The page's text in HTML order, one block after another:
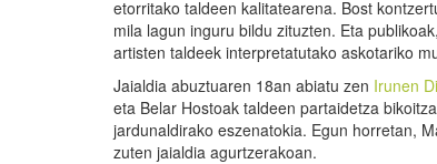
etorritako taldeen kalitatearena. Bost
mila lagun inguru bildu zituzten. Eta
artisten taldeek interpretatutako askotariko
Jaialdia abuztuaren 18an abiatu zen Irunen
eta Belar Hostoak taldeen partaidetza
jardunaldirako eszenatokia. Egun horretan,
zuten jaialdia agurtzerakoan.